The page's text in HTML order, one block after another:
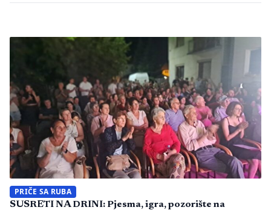
PRIČE SA RUBA
SUSRETI NA DRINI: Pjesma, igra, pozorište na